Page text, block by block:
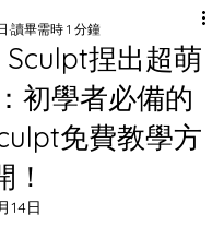
捏出超萌
初學者必備的
免費教學方
讀畢需時 1 分鐘
14日
最高為 5 顆星）。